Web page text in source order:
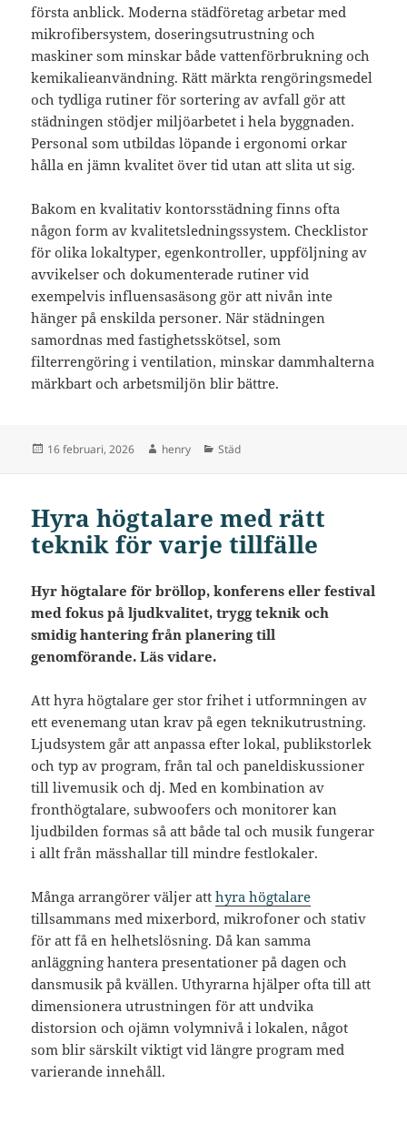
första anblick. Moderna städföretag arbetar med
mikrofibersystem, doseringsutrustning och
maskiner som minskar både vattenförbrukning och
kemikalieanvändning. Rätt märkta rengöringsmedel
och tydliga rutiner för sortering av avfall gör att
städningen stödjer miljöarbetet i hela byggnaden.
Personal som utbildas löpande i ergonomi orkar
hålla en jämn kvalitet över tid utan att slita ut sig.
Bakom en kvalitativ kontorsstädning finns ofta
någon form av kvalitetsledningssystem. Checklistor
för olika lokaltyper, egenkontroller, uppföljning av
avvikelser och dokumenterade rutiner vid
exempelvis influensasäsong gör att nivån inte
hänger på enskilda personer. När städningen
samordnas med fastighetsskötsel, som
filterrengöring i ventilation, minskar dammhalterna
märkbart och arbetsmiljön blir bättre.
Postat
16 februari, 2026 Författare
henry Kategorier
Städ
Hyra högtalare med rätt
teknik för varje tillfälle
Hyr högtalare för bröllop, konferens eller festival
med fokus på ljudkvalitet, trygg teknik och
smidig hantering från planering till
genomförande. Läs vidare.
Att hyra högtalare ger stor frihet i utformningen av
ett evenemang utan krav på egen teknikutrustning.
Ljudsystem går att anpassa efter lokal, publikstorlek
och typ av program, från tal och paneldiskussioner
till livemusik och dj. Med en kombination av
fronthögtalare, subwoofers och monitorer kan
ljudbilden formas så att både tal och musik fungerar
i allt från mässhallar till mindre festlokaler.
Många arrangörer väljer atthyra högtalare
tillsammans med mixerbord, mikrofoner och stativ
för att få en helhetslösning. Då kan samma
anläggning hantera presentationer på dagen och
dansmusik på kvällen. Uthyrarna hjälper ofta till att
dimensionera utrustningen för att undvika
distorsion och ojämn volymnivå i lokalen, något
som blir särskilt viktigt vid längre program med
varierande innehåll.